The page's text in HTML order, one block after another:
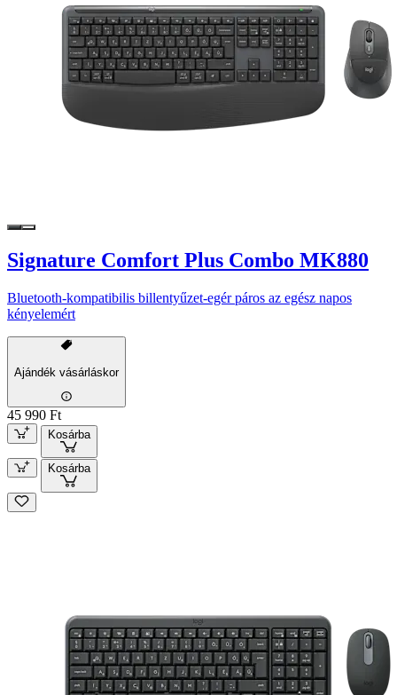
Signature Comfort Plus Combo MK880
Bluetooth-kompatibilis billentyűzet-egér páros az egész napos
kényelemért
Ajándék vásárláskor
45 990 Ft
Kosárba
Kosárba